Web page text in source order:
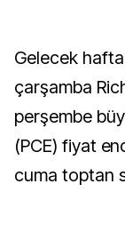
Gelecek
çarşamba
perşembe
(PCE) fiyat
cuma toptan